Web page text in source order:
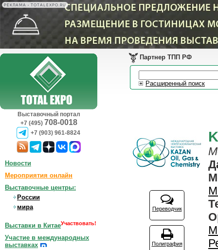
РЕКЛАМА • TOTALEXPO.RU
Выставочный портал
+7 (495) 708-0018
+7 (903) 961-8824
Партнер ТПП РФ
Расширенный поиск
Переводчик
Полиграфия
Новости
Мероприятия онлайн
Выставочные центры:
России
мира
Выставки в КитаеУчаствовать!
Участие в международных
выставках